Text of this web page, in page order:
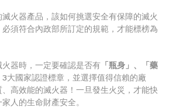
火器產品，該如何挑選安全有保障的滅火
須符合內政部所訂定的規範，才能標榜為
器時，一定要確認是否有 「瓶身」、「藥
3大國家認證標章，並選擇值得信賴的廠
高效能的滅火器！一旦發生火災，才能快
人的生命財產安全。